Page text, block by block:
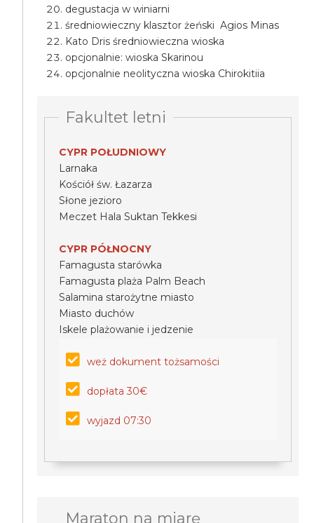
degustacja w winiarni
średniowieczny klasztor żeński Agios Minas
Kato Dris średniowieczna wioska
opcjonalnie: wioska Skarinou
opcjonalnie neolityczna wioska Chirokitiia
Fakultet letni
CYPR POŁUDNIOWY
Larnaka
Kościół św. Łazarza
Słone jezioro
Meczet Hala Suktan Tekkesi
CYPR PÓŁNOCNY
Famagusta starówka
Famagusta plaża Palm Beach
Salamina starożytne miasto
Miasto duchów
Iskele plażowanie i jedzenie
weż dokument tożsamości
dopłata 30€
wyjazd 07:30
Maraton na miarę